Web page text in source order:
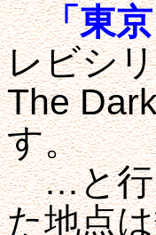
「東
レビシ
The
す。
…と行
た地点